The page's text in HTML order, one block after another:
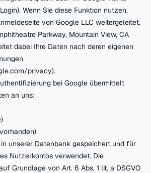
Wenn Sie diese Funktion nutzen,
von Google LLC weitergeleitet.
Parkway, Mountain View, CA
dabei Ihre Daten nach deren eigenen
privacy).
bei Google übermittelt
an uns:
unserer Datenbank gespeichert und für
Nutzerkontos verwendet. Die
Grundlage von Art. 6 Abs. 1 lit. a DSGVO